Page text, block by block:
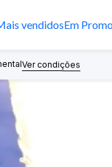
vendidosEm
Ver condições